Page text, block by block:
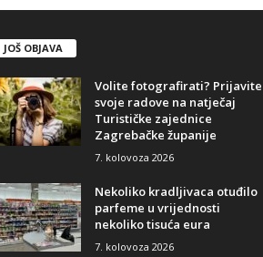
JOŠ OBJAVA
Volite fotografirati? Prijavite
svoje radove na natječaj
Turističke zajednice
Zagrebačke županije
7. kolovoza 2026
Nekoliko kradljivaca otuđilo
parfeme u vrijednosti
nekoliko tisuća eura
7. kolovoza 2026